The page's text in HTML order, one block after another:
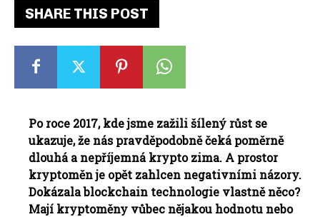
SHARE THIS POST
Po roce 2017, kde jsme zažili šílený růst se
ukazuje, že nás pravděpodobně čeká poměrně
dlouhá a nepříjemná krypto zima. A prostor
kryptoměn je opět zahlcen negativními názory.
Dokázala blockchain technologie vlastně něco?
Mají kryptoměny vůbec nějakou hodnotu nebo